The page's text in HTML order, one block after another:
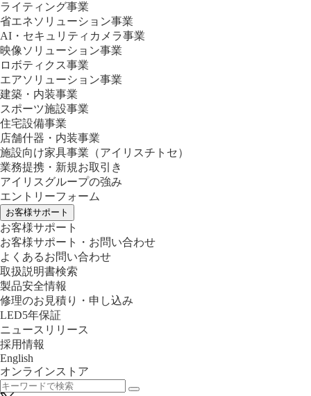
ライティング事業
省エネソリューション事業
AI・セキュリティカメラ事業
映像ソリューション事業
ロボティクス事業
エアソリューション事業
建築・内装事業
スポーツ施設事業
住宅設備事業
店舗什器・内装事業
施設向け家具事業 （アイリスチトセ）
業務提携・新規お取引き
アイリスグループの強み
エントリーフォーム
お客様サポート
お客様サポート
お客様サポート・お問い合わせ
よくあるお問い合わせ
取扱説明書検索
製品安全情報
修理のお見積り・申し込み
LED5年保証
ニュースリリース
採用情報
English
オンラインストア